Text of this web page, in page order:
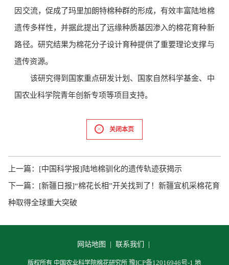
因交流，促成了玛里加朗特棉种群的形成，有效丰富陆地棉
遗传多样性，并据此提出了远缘种质基因渗入的棉花育种新
路径。研究结果为棉花分子设计育种提供了重要理论支撑与
遗传资源。
该研究得到国家重点研发计划、国家自然科学基金、中
国农业科学院青年创新专项等项目支持。
关闭本页
上一篇： [中国科学报]陆地棉驯化的遗传轨迹获揭示
下一篇： [新疆日报]“棉花长相”开关找到了！新疆宜机采棉花育
种取得全球重大突破
网站地图 | 联系我们 |
版权所有 中国农业科学院棉花研究所豫ICP备12016946号-1 地